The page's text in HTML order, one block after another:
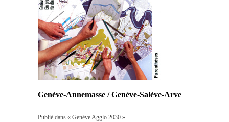
Genève-Annemasse / Genève-Salève-Arve
Publié dans « Genève Agglo 2030 »